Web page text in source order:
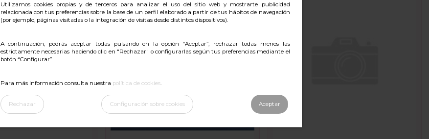
Utilizamos cookies propias y de terceros para analizar el uso del sitio web y mostrarte publicidad
relacionada con tus preferencias sobre la base de un perfil elaborado a partir de tus hábitos de navegación
(por ejemplo, páginas visitadas o la integración de visitas desde distintos dispositivos).
A continuación, podrás aceptar todas pulsando en la opción “Aceptar”, rechazar todas menos las
estrictamente necesarias haciendo clic en "Rechazar" o configurarlas según tus preferencias mediante el
botón “Configurar”.
Para más información consulta nuestra política de cookies.
Aceptar
Rechazar Configuración sobre cookies